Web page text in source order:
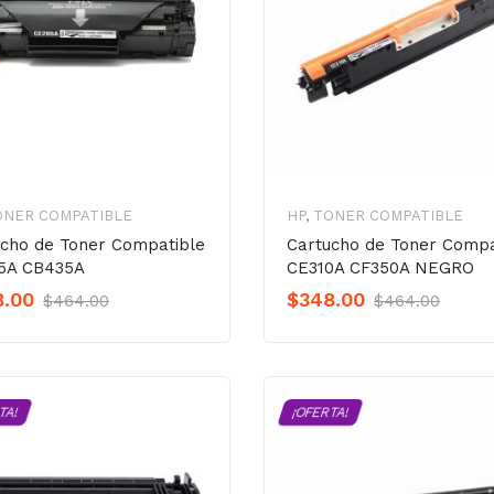
COMPATIBLE
de Toner Compatible
CB435A
$464.00Original
Current
HP, TONER COMPATIBLE
Cartucho de Toner
CE310A CF350A NEGRO
$464.00
$348.00
¡OFERTA!